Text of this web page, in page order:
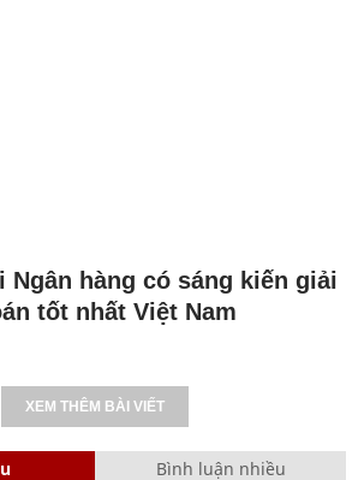
Ngân hàng có sáng kiến giải
tốt nhất Việt Nam
XEM THÊM BÀI VIẾT
Bình luận nhiều